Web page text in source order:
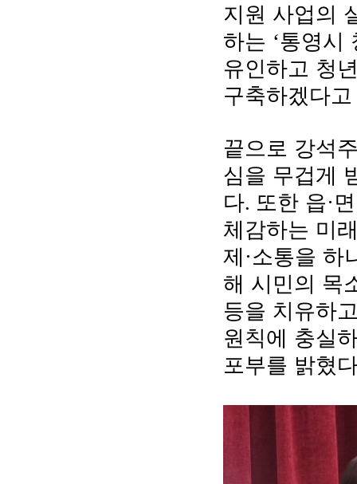
지원 사업의
하는 ‘통영시
유인하고 청
구축하겠다
끝으로 강석
심을 무겁게
다. 또한 읍· 면
체감하는 미
제 ·소통을 하
해 시민의 목
등을 치유하
원칙에 충실
포부를 밝혔